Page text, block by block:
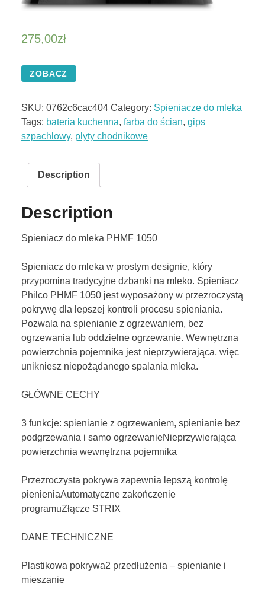
275,00zł
ZOBACZ
SKU: 0762c6cac404 Category: Spieniacze do mleka
Tags: bateria kuchenna, farba do ścian, gips
szpachlowy, plyty chodnikowe
Description
Description
Spieniacz do mleka PHMF 1050
Spieniacz do mleka w prostym designie, który
przypomina tradycyjne dzbanki na mleko. Spieniacz
Philco PHMF 1050 jest wyposażony w przezroczystą
pokrywę dla lepszej kontroli procesu spieniania.
Pozwala na spienianie z ogrzewaniem, bez
ogrzewania lub oddzielne ogrzewanie. Wewnętrzna
powierzchnia pojemnika jest nieprzywierająca, więc
unikniesz niepożądanego spalania mleka.
GŁÓWNE CECHY
3 funkcje: spienianie z ogrzewaniem, spienianie bez
podgrzewania i samo ogrzewanieNieprzywierająca
powierzchnia wewnętrzna pojemnika
Przezroczysta pokrywa zapewnia lepszą kontrolę
pienieniaAutomatyczne zakończenie
programuZłącze STRIX
DANE TECHNICZNE
Plastikowa pokrywa2 przedłużenia – spienianie i
mieszanie